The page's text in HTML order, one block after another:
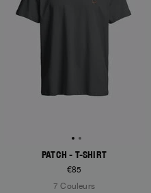
PATCH - T-SHIRT
€85
7 Couleurs